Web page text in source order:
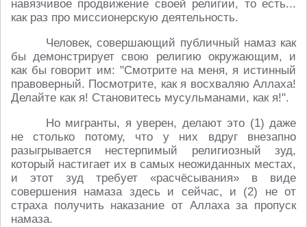
навязчивое продвижение своей религии, то есть...
как раз про миссионерскую деятельность.
Человек, совершающий публичный намаз как
бы демонстрирует свою религию окружающим, и
как бы говорит им: "Смотрите на меня, я истинный
правоверный. Посмотрите, как я восхваляю Аллаха!
Делайте как я! Становитесь мусульманами, как я!".
Но мигранты, я уверен, делают это (1) даже
не столько потому, что у них вдруг внезапно
разыгрывается нестерпимый религиозный зуд,
который настигает их в самых неожиданных местах,
и этот зуд требует «расчёсывания» в виде
совершения намаза здесь и сейчас, и (2) не от
страха получить наказание от Аллаха за пропуск
намаза.